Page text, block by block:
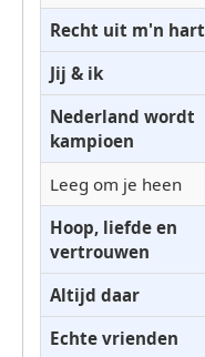
Recht uit m'n hart
Jij & ik
Nederland wordt
kampioen
Leeg om je heen
Hoop, liefde en
vertrouwen
Altijd daar
Echte vrienden